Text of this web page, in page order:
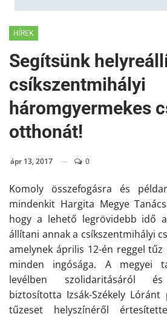
HÍREK
Segítsünk
csíkszentmihályi
háromgyermekes
otthonát!
ápr 13, 2017 0
Komoly összefogásra és
mindenkit Hargita Megye
hogy a lehető legrövidebb idő
állítani annak a csíkszentmihályi
amelynek április 12-én reggeltűz
minden ingósága. A megyei
levélben szolidaritásáról és
biztosította Izsák-Székely
tűzeset helyszínéről